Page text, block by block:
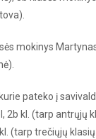
mokinys
pateko į
2b kl. (tarp antrųjų
(tarp trečiųjų